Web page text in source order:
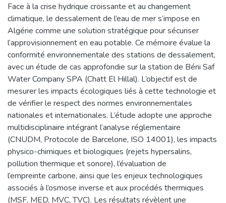
Face à la crise hydrique croissante et au changement
climatique, le dessalement de l’eau de mer s’impose en
Algérie comme une solution stratégique pour sécuriser
l’approvisionnement en eau potable. Ce mémoire évalue la
conformité environnementale des stations de dessalement,
avec un étude de cas approfondie sur la station de Béni Saf
Water Company SPA (Chatt El Hillal). L’objectif est de
mesurer les impacts écologiques liés à cette technologie et
de vérifier le respect des normes environnementales
nationales et internationales. L’étude adopte une approche
multidisciplinaire intégrant l’analyse réglementaire
(CNUDM, Protocole de Barcelone, ISO 14001), les impacts
physico-chimiques et biologiques (rejets hypersalins,
pollution thermique et sonore), l’évaluation de
l’empreinte carbone, ainsi que les enjeux technologiques
associés à l’osmose inverse et aux procédés thermiques
(MSF, MED, MVC, TVC). Les résultats révèlent une